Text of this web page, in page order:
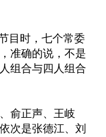
目时，七个常委
准确的说，不是
组合与四人组合
俞正声、王岐
次是张德江、刘